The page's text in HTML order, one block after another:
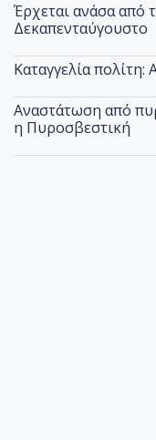
Έρχεται ανάσα από
Δεκαπενταύγουστο
Καταγγελία
Αναστάτωση από
η Πυροσβεστική